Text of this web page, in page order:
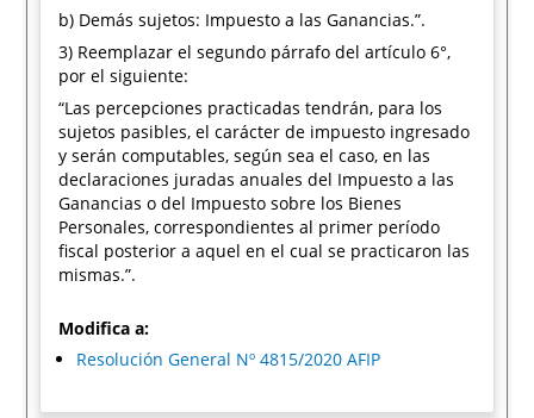
b) Demás sujetos: Impuesto a las Ganancias.”.
3) Reemplazar el segundo párrafo del artículo 6°,
por el siguiente:
“Las percepciones practicadas tendrán, para los
sujetos pasibles, el carácter de impuesto ingresado
y serán computables, según sea el caso, en las
declaraciones juradas anuales del Impuesto a las
Ganancias o del Impuesto sobre los Bienes
Personales, correspondientes al primer período
fiscal posterior a aquel en el cual se practicaron las
mismas.”.
Modifica a:
Resolución General Nº 4815/2020 AFIP